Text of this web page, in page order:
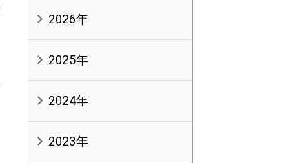
2026年
2025年
2024年
2023年